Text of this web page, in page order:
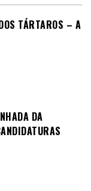
TÁRTAROS – A
DA